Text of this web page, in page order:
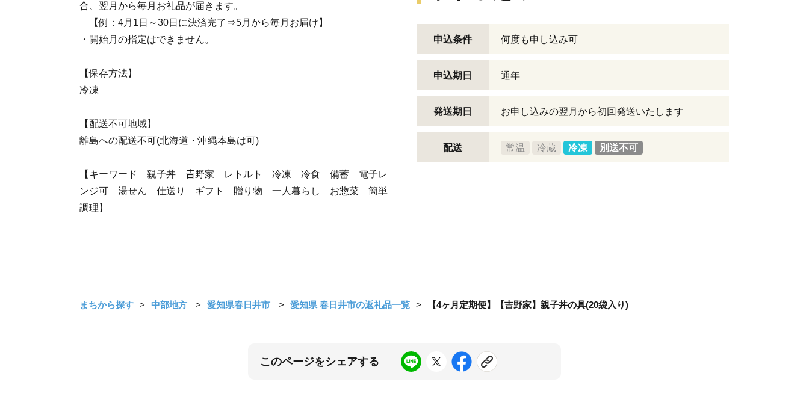
合、翌月から毎月お礼品が届きます。
【例：4月1日～30日に決済完了⇒5月から毎月お届け】
・開始月の指定はできません。
【保存方法】
冷凍
【配送不可地域】
離島への配送不可(北海道・沖縄本島は可)
【キーワード 親子丼 𠮷野家 レトルト 冷凍 冷食 備蓄 電子レ
ンジ可 湯せん 仕送り ギフト 贈り物 一人暮らし お惣菜 簡単
調理】
申込条件 何度も申し込み可
申込期日 通年
発送期日 お申し込みの翌月から初回発送いたします
配送 常温 冷蔵 冷凍 別送不可
まちから探す 中部地方 愛知県春日井市 愛知県 春日井市の返礼品一覧 【4ヶ月定期便】【吉野家】親子丼の具(20袋入り)
このページをシェアする